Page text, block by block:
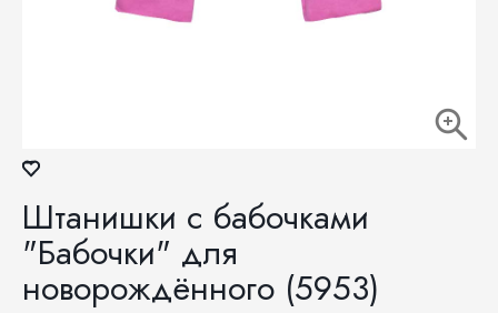
Штанишки с бабочками
"Бабочки" для
новорождённого (5953)